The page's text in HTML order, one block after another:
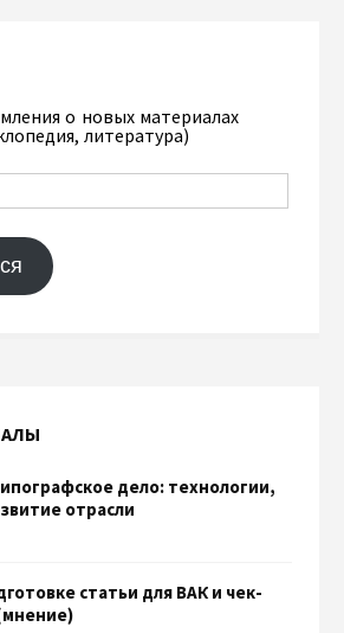
о новых материалах
литература)
дело: технологии,
отрасли
статьи для ВАК и чек-